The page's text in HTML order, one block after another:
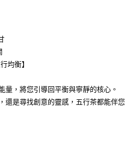
份有限公司」（以下簡稱本公司）所提供，讓
購買商品或服務，並由商店將買賣／分期付款
分期」之契約關係目的，商店將以您的個人
提供予台灣大哥大進項蒐集、處理及利用，
單所需資料之確認、核對及更正。
下連結：
均衡】
量，將您引導回平衡與寧靜的核心。
還是尋找創意的靈感，五行茶都能伴您